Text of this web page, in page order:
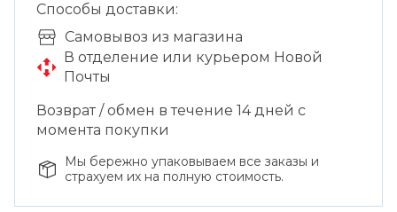
Способы доставки:
Cамовывоз из магазина
В отделение или курьером Новой
Почты
Возврат / обмен в течение 14 дней с
момента покупки
Мы бережно упаковываем все заказы и
страхуем их на полную стоимость.